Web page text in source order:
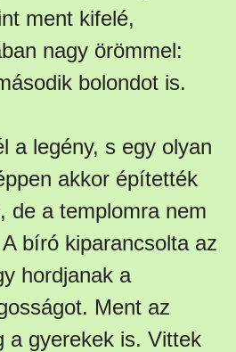
ment kifelé,
nagy örömmel:
bolondot is.
a legény, s egy olyan
akkor építették
de a templomra nem
bíró kiparancsolta az
hordjanak a
Ment az
a gyerekek is. Vittek